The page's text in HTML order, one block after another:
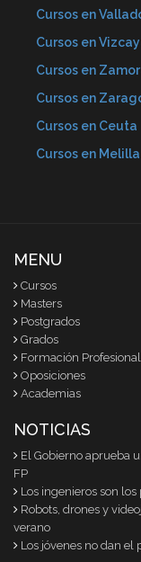
Cursos en
Cursos en
Cursos en
Cursos en
Cursos en Ceuta
Cursos en Melilla
MENU
Cursos
Masters
Postgrados
Grados
Formación Profesional
Oposiciones
Academias
NOTICIAS
El Gobierno aprueba
FP
Los ingenieros son
Robots, drones y
verano
Los jóvenes no dan